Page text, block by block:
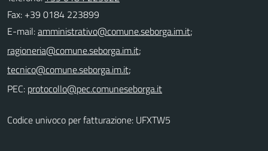
Fax: +39 0184 223899
E-mail:
;
;
;
PEC:
Codice univoco per fatturazione: UFXTW5